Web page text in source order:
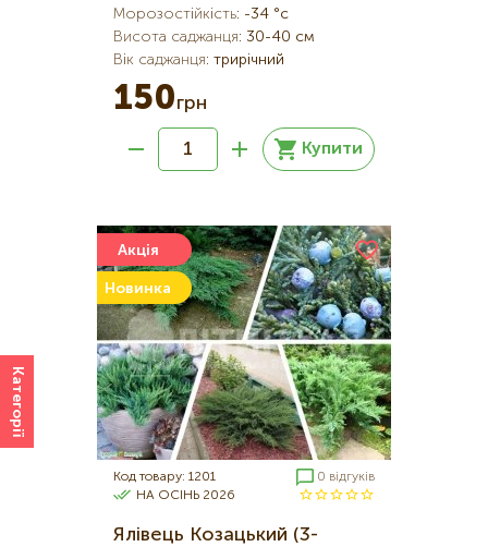
Категорії
Морозостійкість: -34 °c
Висота саджанця: 30-40 см
Вік саджанця: трирічний
150грн
Купити
Акція
Новинка
Код товару: 1201
0 відгуків
НА ОСІНЬ 2026
Ялівець Козацький (3-